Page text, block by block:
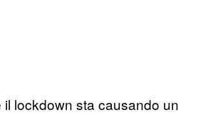
il lockdown sta causando un